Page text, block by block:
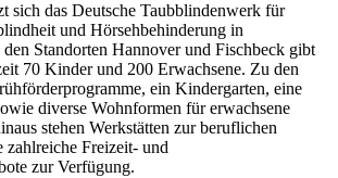
sich das Deutsche Taubblindenwerk für
und Hörsehbehinderung in
Standorten Hannover und Fischbeck gibt
70 Kinder und 200 Erwachsene. Zu den
ein Kindergarten, eine
diverse Wohnformen für erwachsene
stehen Werkstätten zur beruflichen
Freizeit- und
zur Verfügung.